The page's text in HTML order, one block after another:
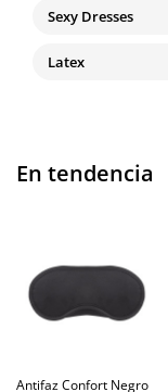
Sexy Dresses
Latex
En tendencia
Antifaz Confort Negro